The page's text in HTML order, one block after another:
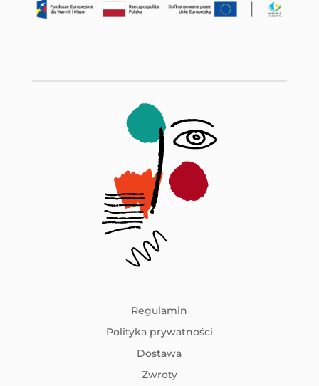
Regulamin
Polityka prywatności
Dostawa
Zwroty